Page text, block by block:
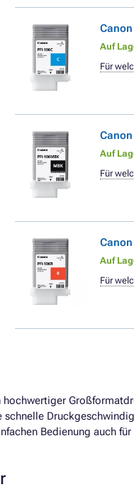
Auf
Für
Auf
Für
Auf
Für
hochwertiger
Bedienung auch